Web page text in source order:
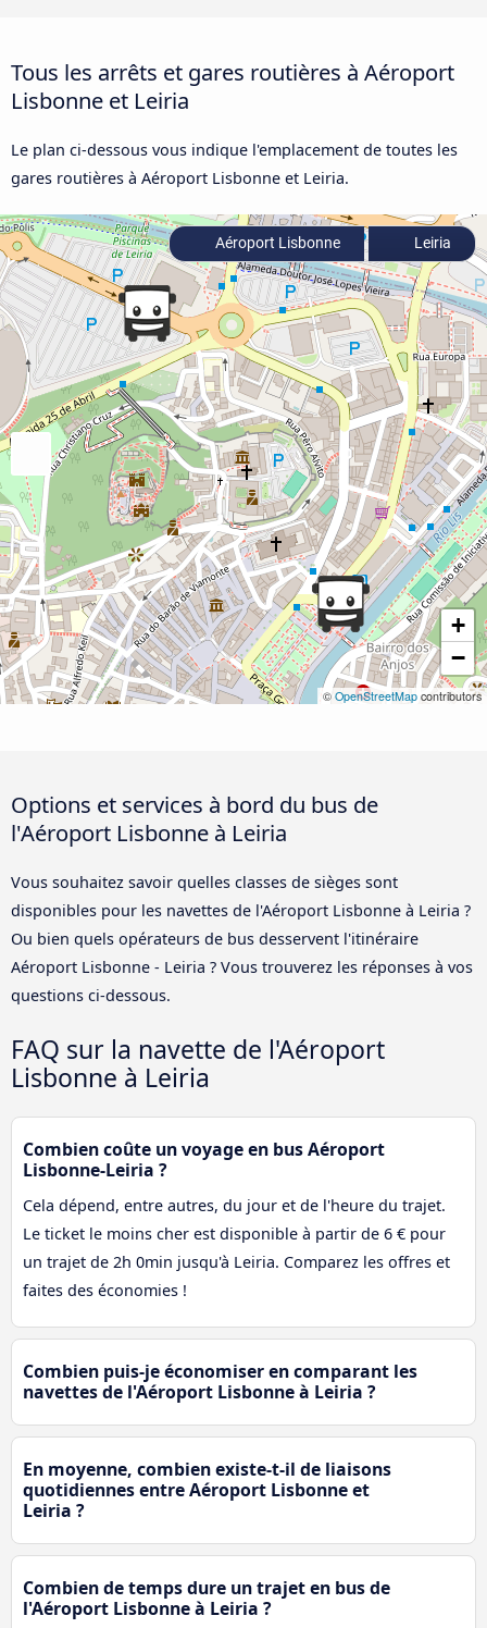
Tous les arrêts et gares routières à Aéroport
Lisbonne et Leiria
Le plan ci-dessous vous indique l'emplacement de toutes les
gares routières à Aéroport Lisbonne et Leiria.
+
−
© OpenStreetMap contributors
Aéroport Lisbonne Leiria
Options et services à bord du bus de
l'Aéroport Lisbonne à Leiria
Vous souhaitez savoir quelles classes de sièges sont
disponibles pour les navettes de l'Aéroport Lisbonne à Leiria ?
Ou bien quels opérateurs de bus desservent l'itinéraire
Aéroport Lisbonne - Leiria ? Vous trouverez les réponses à vos
questions ci-dessous.
FAQ sur la navette de l'Aéroport
Lisbonne à Leiria
Combien coûte un voyage en bus Aéroport
Lisbonne-Leiria ?
Cela dépend, entre autres, du jour et de l'heure du trajet.
Le ticket le moins cher est disponible à partir de 6 € pour
un trajet de 2h 0min jusqu'à Leiria. Comparez les offres et
faites des économies !
Combien puis-je économiser en comparant les
navettes de l'Aéroport Lisbonne à Leiria ?
En moyenne, combien existe-t-il de liaisons
quotidiennes entre Aéroport Lisbonne et
Leiria ?
Combien de temps dure un trajet en bus de
l'Aéroport Lisbonne à Leiria ?